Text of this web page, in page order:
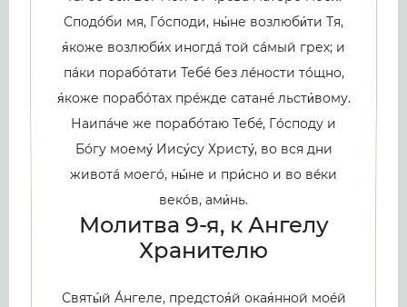
Сподóби мя, Гóсподи, ны́не возлюби́ти Тя,
я́коже возлюби́х иногдá той сáмый грех; и
пáки порабóтати Тебé без лéности тóщно,
я́коже порабóтах прéжде сатанé льсти́вому.
Наипáче же порабóтаю Тебé, Гóсподу и
Бóгу моему́ Иису́су Христу́, во вся дни
животá моегó, ны́не и при́сно и во вéки
векóв, ами́нь.
Молитва 9-я, к Ангелу
Хранителю
Святы́й Áнгеле, предстоя́й окая́нной моéй